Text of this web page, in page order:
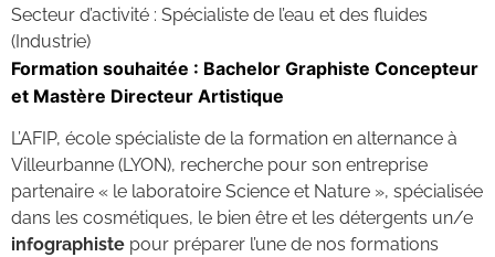
Secteur d’activité : Spécialiste de l’eau et des fluides
(Industrie)
Formation souhaitée : Bachelor Graphiste Concepteur
et Mastère Directeur Artistique
L’AFIP, école spécialiste de la formation en alternance à
Villeurbanne (LYON), recherche pour son entreprise
partenaire « le laboratoire Science et Nature », spécialisée
dans les cosmétiques, le bien être et les détergents un/e
infographiste pour préparer l’une de nos formations